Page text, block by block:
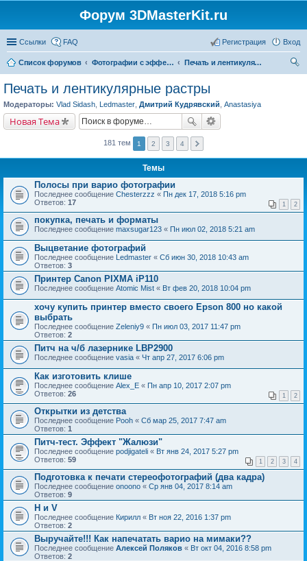
Форум 3DMasterKit.ru
Ссылки FAQ Вход
Регистрация
Список форумов Фотографии с эффектом стерео, варио, 3D, анимации, морфинга
Печать и лентикулярные растры
Печать и лентикулярные растры
Модераторы: Vlad Sidash Ledmaster Дмитрий Кудрявский Anastasiya
Новая Тема
181 тем 1 2 3 4
Темы
Полосы при варио фотографии
Последнее сообщение Chesterzzz « Пн дек 17, 2018 5:16 pm
Ответов: 17 1 2
покупка, печать и форматы
Последнее сообщение maxsugar123 « Пн июл 02, 2018 5:21 am
Выцветание фотографий
Последнее сообщение Ledmaster « Сб июн 30, 2018 10:43 am
Ответов: 3
Принтер Canon PIXMA iP110
Последнее сообщение Atomic Mist « Вт фев 20, 2018 10:04 pm
хочу купить принтер вместо своего Epson 800 но какой
выбрать
Последнее сообщение Zeleniy9 « Пн июл 03, 2017 11:47 pm
Ответов: 2
Питч на ч/б лазернике LBP2900
Последнее сообщение vasia « Чт апр 27, 2017 6:06 pm
Как изготовить клише
Последнее сообщение Alex_E « Пн апр 10, 2017 2:07 pm
Ответов: 26 1 2
Открытки из детства
Последнее сообщение Pooh « Сб мар 25, 2017 7:47 am
Ответов: 1
Питч-тест. Эффект "Жалюзи"
Последнее сообщение podjigateli « Вт янв 24, 2017 5:27 pm
Ответов: 59 1 2 3 4
Подготовка к печати стереофотографий (два кадра)
Последнее сообщение onoono « Ср янв 04, 2017 8:14 am
Ответов: 9
H и V
Последнее сообщение Кирилл « Вт ноя 22, 2016 1:37 pm
Ответов: 2
Выручайте!!! Как напечатать варио на мимаки??
Последнее сообщение Алексей Поляков « Вт окт 04, 2016 8:58 pm
Ответов: 2